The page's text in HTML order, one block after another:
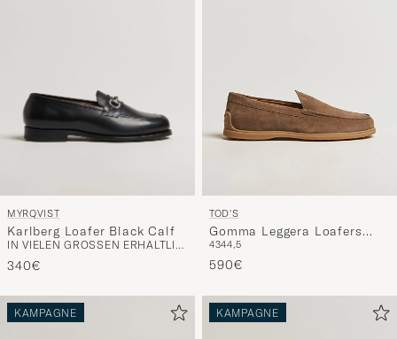
MYRQVIST
Karlberg Loafer Black Calf
IN VIELEN GRÖSSEN ERHÄLTLICH
340€
TOD'S
Gomma Leggera Loafers
Chestnut Suede
4344,5
590€
KAMPAGNE KAMPAGNE